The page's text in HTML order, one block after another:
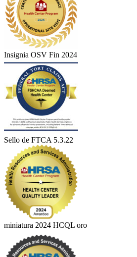
Insignia OSV Fin 2024
Sello de FTCA 5.3.22
miniatura 2024 HCQL oro